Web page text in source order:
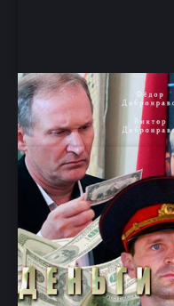
Деньги
Комедия, детектив